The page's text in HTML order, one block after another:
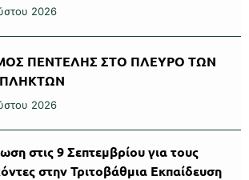
2026
ΠΕΝΤΕΛΗΣ ΣΤΟ ΠΛΕΥΡΟ ΤΩΝ
2026
στις 9 Σεπτεμβρίου για τους
στην Τριτοβάθμια Εκπαίδευση